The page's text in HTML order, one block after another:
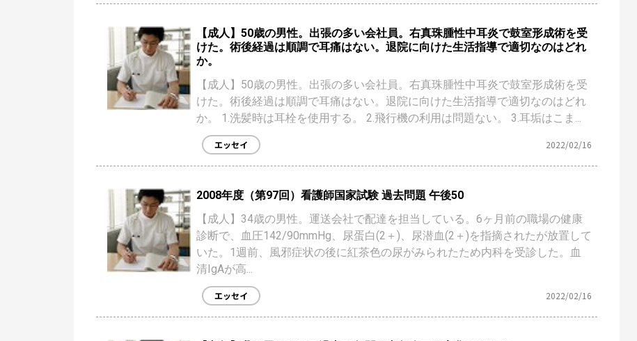
【成人】50歳の男性。出張の多い会社員。右真珠腫性中耳炎で鼓室形成術を受
けた。術後経過は順調で耳痛はない。退院に向けた生活指導で適切なのはどれ
か。
【成人】50歳の男性。出張の多い会社員。右真珠腫性中耳炎で鼓室形成術を受
けた。術後経過は順調で耳痛はない。退院に向けた生活指導で適切なのはどれ
か。 1.洗髪時は耳栓を使用する。 2.飛行機の利用は問題ない。 3.耳垢はこま...
エッセイ 2022/02/16
2008年度（第97回）看護師国家試験 過去問題 午後50
【成人】34歳の男性。運送会社で配達を担当している。6ヶ月前の職場の健康
診断で、血圧142/90mmHg、尿蛋白(2＋)、尿潜血(2＋)を指摘されたが放置して
いた。1週前、風邪症状の後に紅茶色の尿がみられたため内科を受診した。血
清IgAが高...
エッセイ 2022/02/16